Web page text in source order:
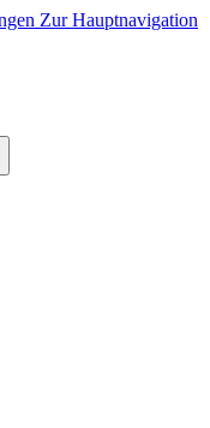
Zur Hauptnavigation